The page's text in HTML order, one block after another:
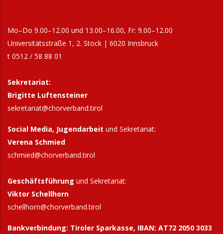
Mo–Do 9.00–12.00 und 13.00–16.00, Fr: 9.00–12.00
Universitätsstraße 1, 2. Stock | 6020 Innsbruck
t 0512 / 58 88 01
Sekretariat:
Brigitte Luftensteiner
sekretariat@chorverband.tirol
Social Media, Jugendarbeit und Sekretariat:
Verena Schmied
schmied@chorverband.tirol
Geschäftsführung und Sekretariat:
Viktor Schellhorn
schellhorn@chorverband.tirol
Bankverbindung: Tiroler Sparkasse, IBAN: AT72 2050 3033